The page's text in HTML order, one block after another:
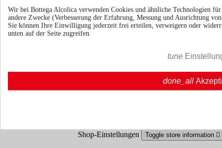
Information Toggle information links
Ihr Konto Toggle your account links
Sendungsverfolgung
Shop-Einstellungen Toggle store information 
Wir bei Bottega Alcolica verwenden Cookies und ähnliche Technologien
andere Zwecke (Verbesserung der Erfahrung, Messung und Ausrichtung
Sie können Ihre Einwilligung jederzeit frei erteilen, verweigern oder
unten auf der Seite zugreifen.
tune
done_all